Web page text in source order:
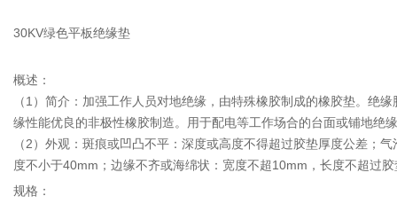
30KV绿色平板绝缘垫
概述：
（1）简介：加强工作人员对地绝缘，由特殊橡胶制成的橡胶垫。绝
缘性能优良的非极性橡胶制造。用于配电等工作场合的台面或铺地绝
（2）外观：斑痕或凹凸不平：深度或高度不得超过胶垫厚度公差；
度不小于40mm；边缘不齐或海绵状：宽度不超10mm，长度不超过
规格：